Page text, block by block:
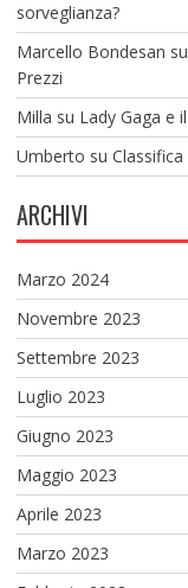
sorveglianza?
Marcello Bondesan su
Prezzi
Milla su Lady Gaga e
Umberto su
ARCHIVI
Marzo 2024
Novembre 2023
Settembre 2023
Luglio 2023
Giugno 2023
Maggio 2023
Aprile 2023
Marzo 2023